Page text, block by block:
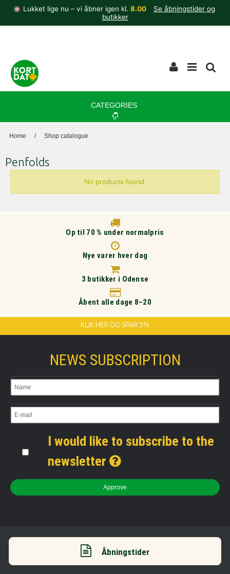
Lukket lige nu – vi åbner igen kl. 8.00
Se åbningstider og
butikker
CATEGORIES
Home / Shop catalogue
Penfolds
No products found.
Op til 70 % under normalpris
Nye varer hver dag
3 butikker i Odense
Åbent alle dage 8–20
KLIK HER OG SPAR 5%
NEWS SUBSCRIPTION
I would like to subscribe to the
newsletter
Approve
Åbningstider